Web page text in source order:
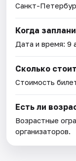
Санкт-
Когда
Дата и время:9
Сколько
Стоимость
Есть ли
Возрастные
организаторов.